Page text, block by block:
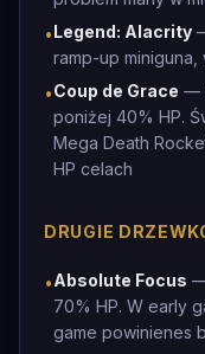
•Legend: Alacrity
ramp-up
•Coup de Grace —
poniżej 40% HP.
Mega Death
HP celach
DRUGIE
•Absolute Focus
70% HP. W early
game powinienes